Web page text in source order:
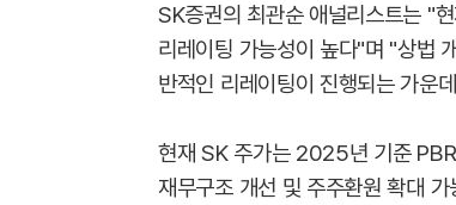
SK증권의 최관순 애널리스트는 "
리레이팅 가능성이 높다"며 "상법
반적인 리레이팅이 진행되는 가운
현재 SK 주가는 2025년 기준
재무구조 개선 및 주주환원 확대